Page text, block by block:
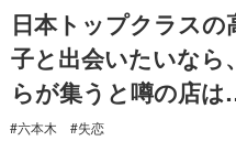
日本トップクラスの
子と出会いたいなら
らが集うと噂の店
#六本木 #失恋